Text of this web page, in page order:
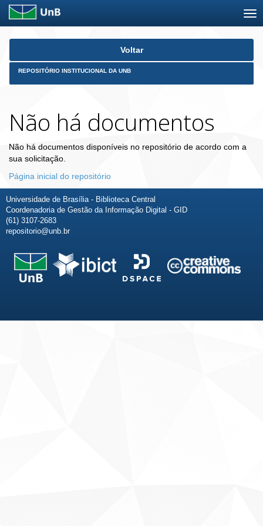
Skip
Voltar
REPOSITÓRIO INSTITUCIONAL DA UNB
Não há documentos
Não há documentos disponíveis no repositório de acordo com a
sua solicitação.
Página inicial do repositório
Universidade de Brasília - Biblioteca Central
Coordenadoria de Gestão da Informação Digital - GID
(61) 3107-2683
repositorio@unb.br